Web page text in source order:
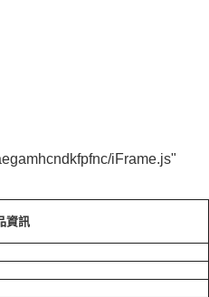
iFrame.js"
資訊